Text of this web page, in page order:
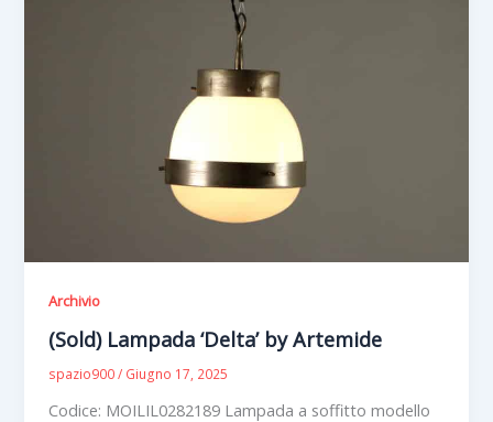
Archivio
(Sold) Lampada ‘Delta’ by Artemide
spazio900/ Giugno 17, 2025
Codice: MOILIL0282189 Lampada a soffitto modello